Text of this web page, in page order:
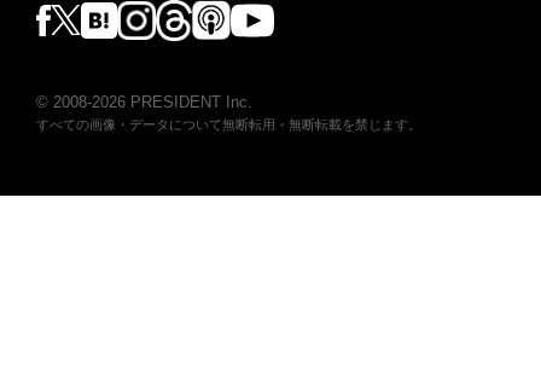
© 2008-2026 PRESIDENT Inc.
すべての画像・データについて無断転用・無断転載を禁じます。